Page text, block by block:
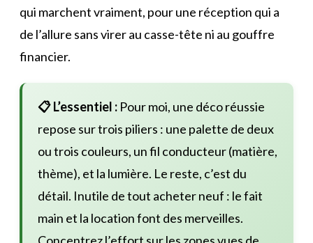
qui marchent vraiment, pour une réception qui a
de l’allure sans virer au casse-tête ni au gouffre
financier.
📋 L’essentiel : Pour moi, une déco réussie
repose sur trois piliers : une palette de deux
ou trois couleurs, un fil conducteur (matière,
thème), et la lumière. Le reste, c’est du
détail. Inutile de tout acheter neuf : le fait
main et la location font des merveilles.